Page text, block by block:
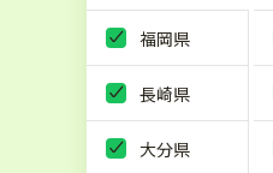
福岡県
長崎県
大分県